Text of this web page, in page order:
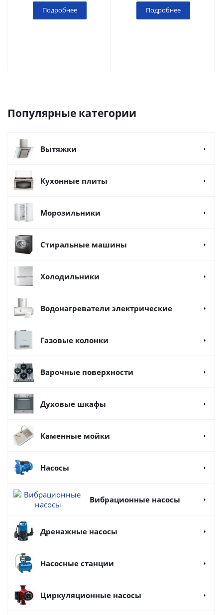
Подробнее Подробнее
Популярные категории
Вытяжки
Кухонные плиты
Морозильники
Стиральные машины
Холодильники
Водонагреватели электрические
Газовые колонки
Варочные поверхности
Духовые шкафы
Каменные мойки
Насосы
Вибрационные насосы
Дренажные насосы
Насосные станции
Циркуляционные насосы